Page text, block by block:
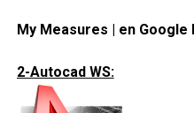
My Measures | en Google
2-Autocad WS: